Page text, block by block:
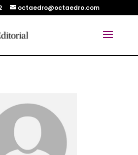
octaedro@octaedro.com